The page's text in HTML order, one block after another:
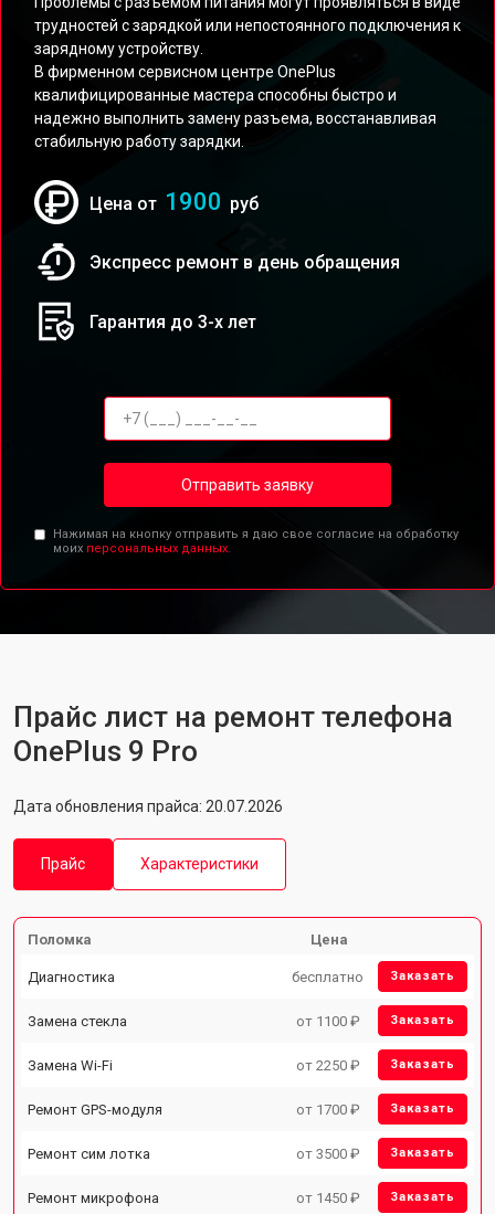
трудностей с зарядкой или непостоянного подключения к
зарядному устройству.
В фирменном сервисном центре OnePlus
квалифицированные мастера способны быстро и
надежно выполнить замену разъема, восстанавливая
стабильную работу зарядки.
Цена от 1900 руб
Экспресс ремонт в день обращения
Гарантия до 3-х лет
Отправить заявку
Нажимая на кнопку отправить я даю свое согласие на обработку
моих персональных данных.
Прайс лист на ремонт телефона
OnePlus 9 Pro
Дата обновления прайса: 20.07.2026
Прайс Характеристики
Поломка Цена
Диагностика бесплатно Заказать
Замена стекла от 1100 ₽ Заказать
Замена Wi-Fi от 2250 ₽ Заказать
Ремонт GPS-модуля от 1700 ₽ Заказать
Ремонт сим лотка от 3500 ₽ Заказать
Ремонт микрофона от 1450 ₽ Заказать